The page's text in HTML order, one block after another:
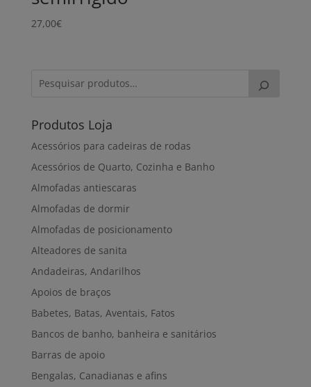
27,00€
Produtos Loja
Acessórios para cadeiras de rodas
Acessórios de Quarto, Cozinha e Banho
Almofadas antiescaras
Almofadas de dormir
Almofadas de posicionamento
Alteadores de sanita
Andadeiras, Andarilhos
Apoios de braços
Babetes, Batas, Aventais, Fatos
Bancos de banho, banheira e sanitários
Barras de apoio
Bengalas, Canadianas e afins